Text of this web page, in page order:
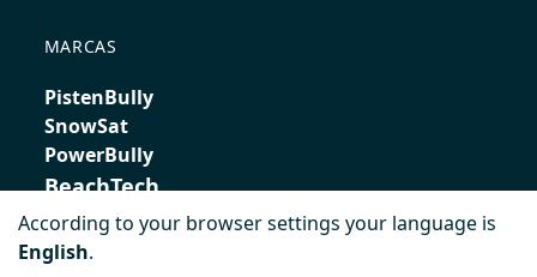
MARCAS
PistenBully
SnowSat
PowerBully
BeachTech
ProAcademy
According to your browser settings your language is
English.